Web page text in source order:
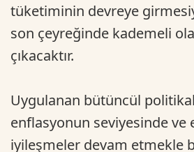
tüketiminin devreye
son çeyreğinde kademeli
çıkacaktır.
Uygulanan bütüncül
enflasyonun seviyesinde ve
iyileşmeler devam etmekle